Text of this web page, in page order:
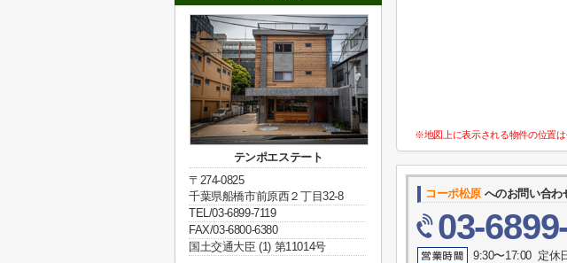
※地図上に表示される物件の位置は
コーポ松原 へのお問い合わ
03-
9:30〜17:00 定休
テンポエステート
〒274-0825
千葉県船橋市前原西２丁目32-8
TEL/03-6899-7119
FAX/03-6800-6380
国土交通大臣 (1) 第11014号